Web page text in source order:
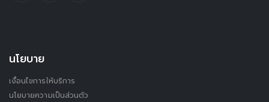
นโยบาย
เงื่อนไขการให้บริการ
นโยบายความเป็นส่วนตัว